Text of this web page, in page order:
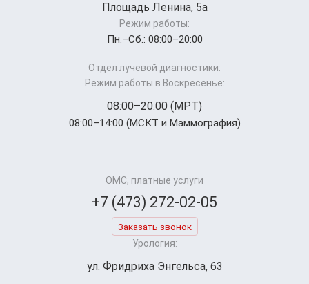
Площадь Ленина, 5а
Режим работы:
Пн.–Cб.: 08:00–20:00
Отдел лучевой диагностики:
Режим работы в Воскресенье:
08:00–20:00 (МРТ)
08:00–14:00 (МСКТ и Маммография)
ОМС, платные услуги
+7 (473) 272-02-05
Заказать звонок
Урология:
ул. Фридриха Энгельса, 63